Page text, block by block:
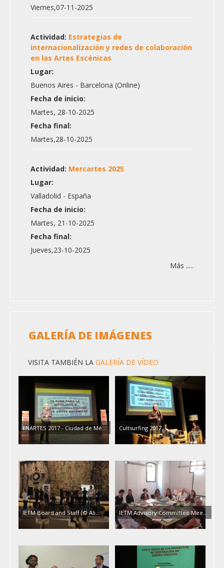
Viernes,07-11-2025
Actividad: Estrategias de
internacionalización y redes de colaboración
en las Artes Escénicas
Lugar:
Buenos Aires - Barcelona (Online)
Fecha de inicio:
Martes, 28-10-2025
Fecha final:
Martes,28-10-2025
Actividad: Mercartes 2025
Lugar:
Valladolid - España
Fecha de inicio:
Martes, 21-10-2025
Fecha final:
Jueves,23-10-2025
Más .....
GALERÍA DE IMÁGENES
VISITA TAMBIÉN LA GALERÍA DE VÍDEO
ENARTES 2017 - Ciudad de Mé... Cultsurfing 2017
IETM Board and Staff (© Ali... IETM Advisory Committee Mee...